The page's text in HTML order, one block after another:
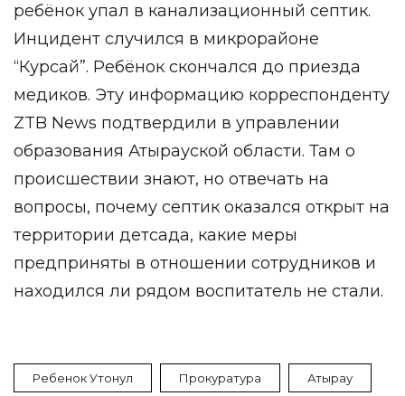
ребёнок упал в канализационный септик.
Инцидент случился в микрорайоне
“Курсай”. Ребёнок скончался до приезда
медиков. Эту информацию корреспонденту
ZTB News подтвердили в управлении
образования Атырауской области. Там о
происшествии знают, но отвечать на
вопросы, почему септик оказался открыт на
территории детсада, какие меры
предприняты в отношении сотрудников и
находился ли рядом воспитатель не стали.
Ребенок Утонул Прокуратура Атырау